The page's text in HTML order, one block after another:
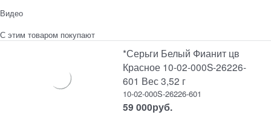
Видео
С этим товаром покупают
*Серьги Белый Фианит цв
Красное 10-02-000S-26226-
601 Вес 3,52 г
10-02-000S-26226-601
59 000руб.